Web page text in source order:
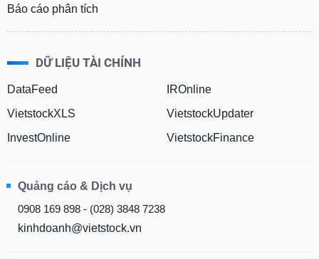
Báo cáo phân tích
DỮ LIỆU TÀI CHÍNH
DataFeed
VietstockXLS
InvestOnline
IROnline
VietstockUpdater
VietstockFinance
Quảng cáo & Dịch vụ
0908 169 898 - (028) 3848 7238
kinhdoanh@vietstock.vn